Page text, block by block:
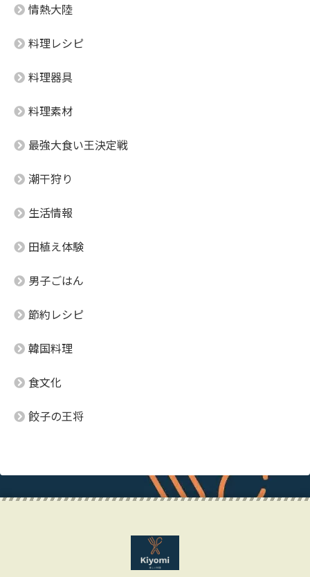
情熱大陸
料理レシピ
料理器具
料理素材
最強大食い王決定戦
潮干狩り
生活情報
田植え体験
男子ごはん
節約レシピ
韓国料理
食文化
餃子の王将